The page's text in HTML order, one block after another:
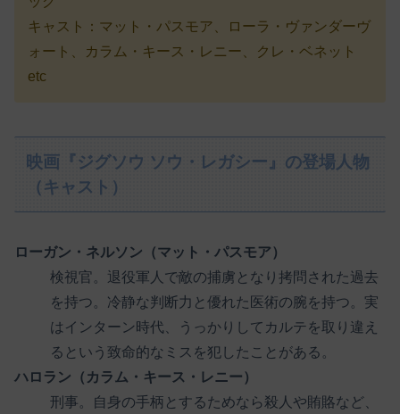
キャスト：マット・パスモア、ローラ・ヴァンダーヴ
ォート、カラム・キース・レニー、クレ・ベネット
etc
映画『ジグソウ ソウ・レガシー』の登場人物
（キャスト）
ローガン・ネルソン（マット・パスモア）
検視官。退役軍人で敵の捕虜となり拷問された過去
を持つ。冷静な判断力と優れた医術の腕を持つ。実
はインターン時代、うっかりしてカルテを取り違え
るという致命的なミスを犯したことがある。
ハロラン（カラム・キース・レニー）
刑事。自身の手柄とするためなら殺人や賄賂など、